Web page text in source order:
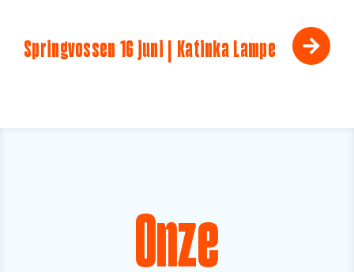
Springvossen 16 juni | Katinka Lampe
Onze